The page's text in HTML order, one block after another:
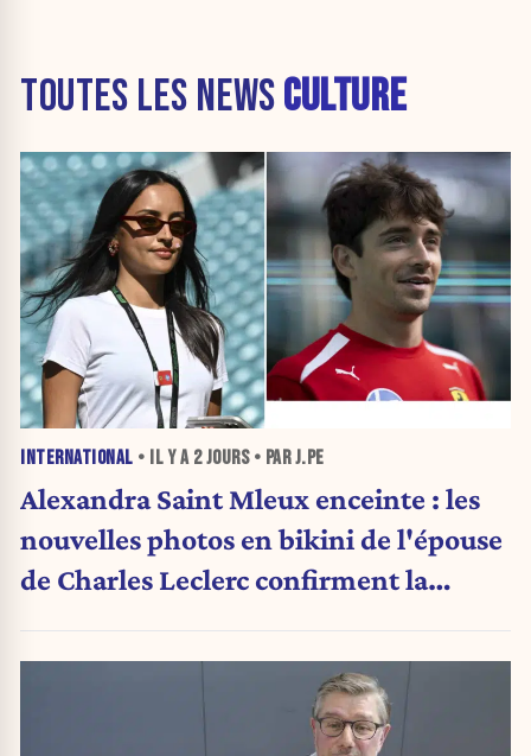
TOUTES LES NEWSCULTURE
INTERNATIONAL • IL Y A 2 JOURS• PAR J.PE
Alexandra Saint Mleux enceinte : les
nouvelles photos en bikini de l'épouse
de Charles Leclerc confirment la